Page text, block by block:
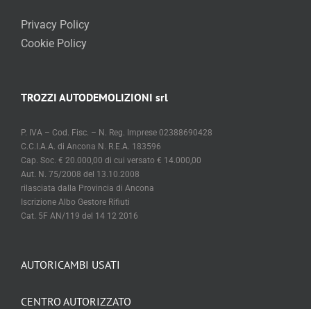
AUTORICAMBI USATI
CENTRO AUTORIZZATO
Privacy Policy
Cookie Policy
TROZZI AUTODEMOLIZIONI srl
P. IVA – Cod. Fisc. – N. Reg. Imprese 02388690428
C.C.I.A.A. di Ancona N. R.E.A. 183596
Cap. Soc. € 20.000,00 di cui versato € 14.000,00
Aut. N. 75/2008 del 13.10.2008
rilasciata dalla Provincia di Ancona
Iscrizione Albo Gestore Rifiuti
Cat. 5F AN/119 del 14 12 2016